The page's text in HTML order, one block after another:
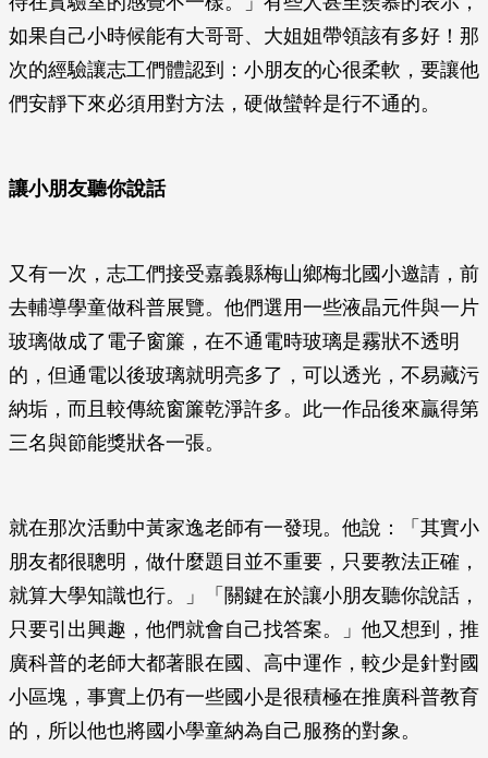
如果自己小時候能有大哥哥、大姐姐帶領該有多好！那
次的經驗讓志工們體認到：小朋友的心很柔軟，要讓他
們安靜下來必須用對方法，硬做蠻幹是行不通的。
讓小朋友聽你說話
又有一次，志工們接受嘉義縣梅山鄉梅北國小邀請，前
去輔導學童做科普展覽。他們選用一些液晶元件與一片
玻璃做成了電子窗簾，在不通電時玻璃是霧狀不透明
的，但通電以後玻璃就明亮多了，可以透光，不易藏污
納垢，而且較傳統窗簾乾淨許多。此一作品後來贏得第
三名與節能獎狀各一張。
就在那次活動中黃家逸老師有一發現。他說：「其實小
朋友都很聰明，做什麼題目並不重要，只要教法正確，
就算大學知識也行。」「關鍵在於讓小朋友聽你說話，
只要引出興趣，他們就會自己找答案。」他又想到，推
廣科普的老師大都著眼在國、高中運作，較少是針對國
小區塊，事實上仍有一些國小是很積極在推廣科普教育
的，所以他也將國小學童納為自己服務的對象。